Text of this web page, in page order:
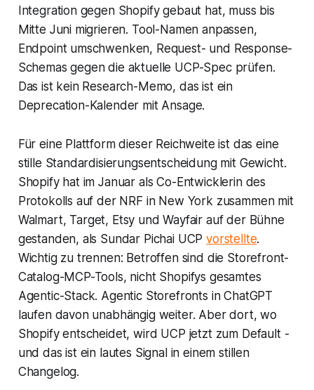
Integration gegen Shopifygebaut hat, muss bis
Mitte Juni migrieren. Tool-Namen anpassen,
Endpoint umschwenken, Request- und Response-
Schemas gegen die aktuelle UCP-Spec prüfen.
Das ist kein Research-Memo, das ist ein
Deprecation-Kalender mit Ansage.
Für eine Plattform dieser Reichweite ist das eine
stille Standardisierungsentscheidung mit Gewicht.
Shopifyhat im Januar als Co-Entwicklerin des
Protokolls auf der NRF in New York zusammen mit
Walmart, Target, Etsy undWayfair auf der Bühne
gestanden, als Sundar Pichai UCPvorstellte.
Wichtig zu trennen: Betroffen sind die Storefront-
Catalog-MCP-Tools, nicht Shopifys gesamtes
Agentic-Stack. Agentic Storefronts in ChatGPT
laufen davon unabhängig weiter. Aber dort, wo
Shopifyentscheidet, wird UCP jetzt zum Default -
und das ist ein lautes Signal in einem stillen
Changelog.